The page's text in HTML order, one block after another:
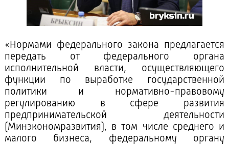
«Нормами федерального закона предлагается
передать от федерального органа
исполнительной власти, осуществляющего
функции по выработке государственной
политики и нормативно-правовому
регулированию в сфере развития
предпринимательской деятельности
(Минэкономразвития), в том числе среднего и
малого бизнеса, федеральному органу